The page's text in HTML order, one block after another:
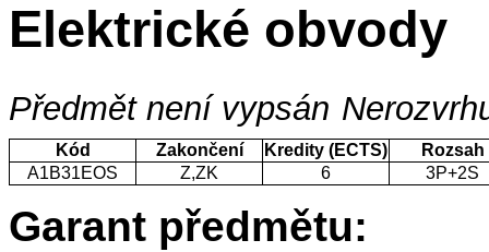
Elektrické obvody
Předmět není vypsán
Kód Zakončení Kredity (ECTS)
Rozsah
A1B31EOS
Z,ZK 6 3P+2S
Garant předmětu: